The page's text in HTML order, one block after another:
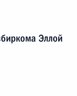
Эллой